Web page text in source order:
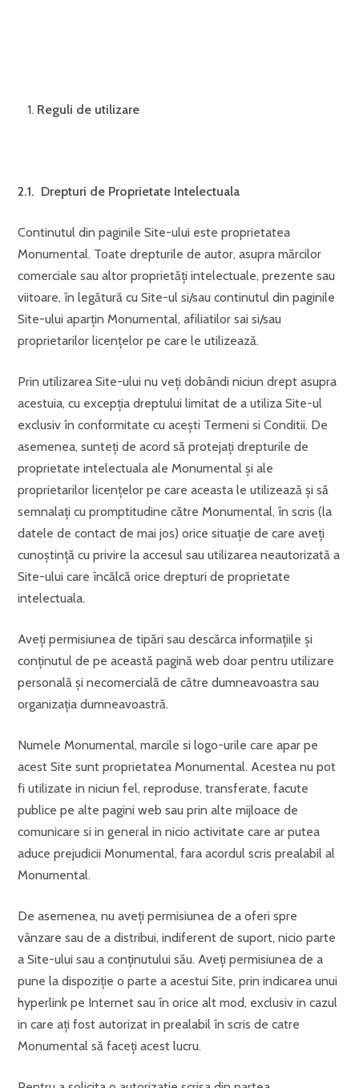
Reguli de utilizare
2.1. Drepturi de Proprietate Intelectuala
Continutul din paginile Site-ului este proprietatea
Monumental. Toate drepturile de autor, asupra mărcilor
comerciale sau altor proprietăţi intelectuale, prezente sau
viitoare, în legătură cu Site-ul si/sau continutul din paginile
Site-ului aparţin Monumental, afiliatilor sai si/sau
proprietarilor licenţelor pe care le utilizează.
Prin utilizarea Site-ului nu veţi dobândi niciun drept asupra
acestuia, cu excepţia dreptului limitat de a utiliza Site-ul
exclusiv în conformitate cu aceşti Termeni si Conditii. De
asemenea, sunteţi de acord să protejaţi drepturile de
proprietate intelectuala ale Monumental şi ale
proprietarilor licenţelor pe care aceasta le utilizează şi să
semnalaţi cu promptitudine către Monumental, în scris (la
datele de contact de mai jos) orice situaţie de care aveţi
cunoştinţă cu privire la accesul sau utilizarea neautorizată a
Site-ului care încălcă orice drepturi de proprietate
intelectuala.
Aveţi permisiunea de tipări sau descărca informaţiile şi
conţinutul de pe această pagină web doar pentru utilizare
personală şi necomercială de către dumneavoastra sau
organizaţia dumneavoastră.
Numele Monumental, marcile si logo-urile care apar pe
acest Site sunt proprietatea Monumental. Acestea nu pot
fi utilizate in niciun fel, reproduse, transferate, facute
publice pe alte pagini web sau prin alte mijloace de
comunicare si in general in nicio activitate care ar putea
aduce prejudicii Monumental, fara acordul scris prealabil al
Monumental.
De asemenea, nu aveţi permisiunea de a oferi spre
vânzare sau de a distribui, indiferent de suport, nicio parte
a Site-ului sau a conţinutului său. Aveţi permisiunea de a
pune la dispoziţie o parte a acestui Site, prin indicarea unui
hyperlink pe Internet sau în orice alt mod, exclusiv in cazul
in care aţi fost autorizat in prealabil în scris de catre
Monumental să faceţi acest lucru.